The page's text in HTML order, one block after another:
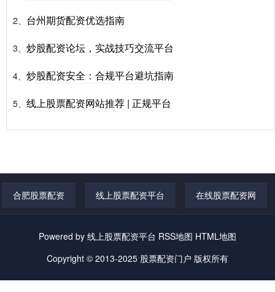
2、 台州期货配资优选指南
3、 炒股配资论坛，实战技巧交流平台
4、 炒股配资安全：合规平台避坑指南
5、 线上股票配资网站推荐 | 正规平台
合肥股票配资 线上股票配资平台 在线股票配资网
Powered by 线上股票配资平台 RSS地图 HTML地图
Copyright © 2013-2025 股票配资门户 版权所有